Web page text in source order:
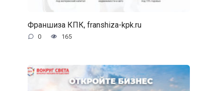
Франшиза КПК, franshiza-kpk.ru
0 165